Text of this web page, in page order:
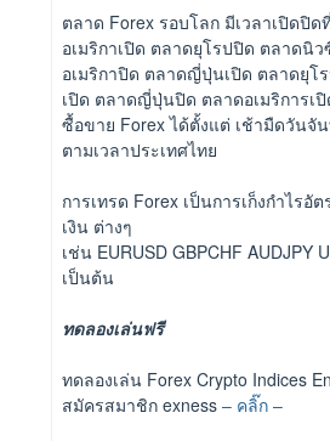
ตลาด Forex รอบโลก มีเวลาเปิดปิ
อเมริกาเปิด ตลาดยุโรปปิด ตลาดนิ
อเมริกาปิด ตลาดญี่ปุ่นเปิด ตลาดยุโ
เปิด ตลาดญี่ปุ่นปิด ตลาดอเมริการเ
ซื้อขาย Forex ได้ตั้งแต่ เช้ามืดวันจั
ตามเวลาประเทศไทย
การเทรด Forex เป็นการเก็งกำไรอั
เงิน ต่างๆ
เช่น EURUSD GBPCHF AUDJPY
เป็นต้น
ทดลองเล่นฟรี
ทดลองเล่น Forex Crypto Indices
สมัครสมาชิก exness – คลิ๊ก –